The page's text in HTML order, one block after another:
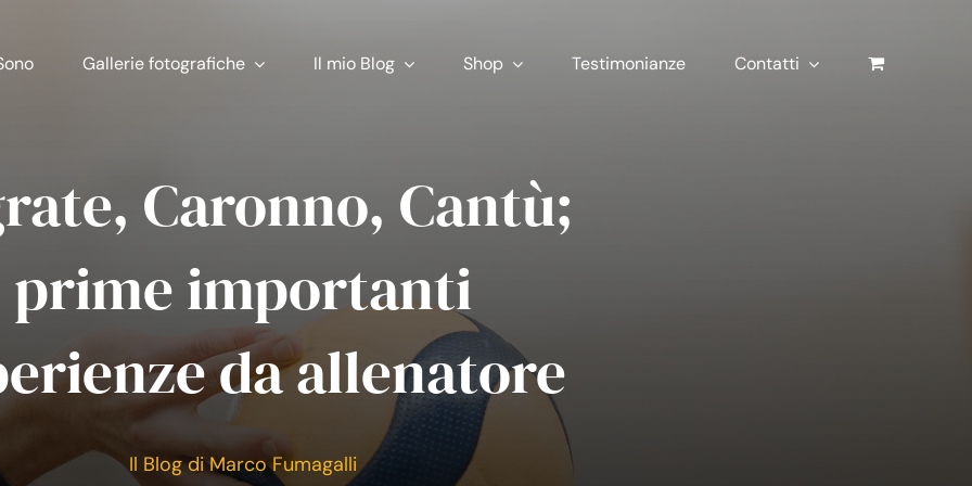
Gallerie fotografiche Il mio Blog Shop Testimonianze Contatti
Caronno, Cantù;
prime importanti
da allenatore
Il Blog di Marco Fumagalli